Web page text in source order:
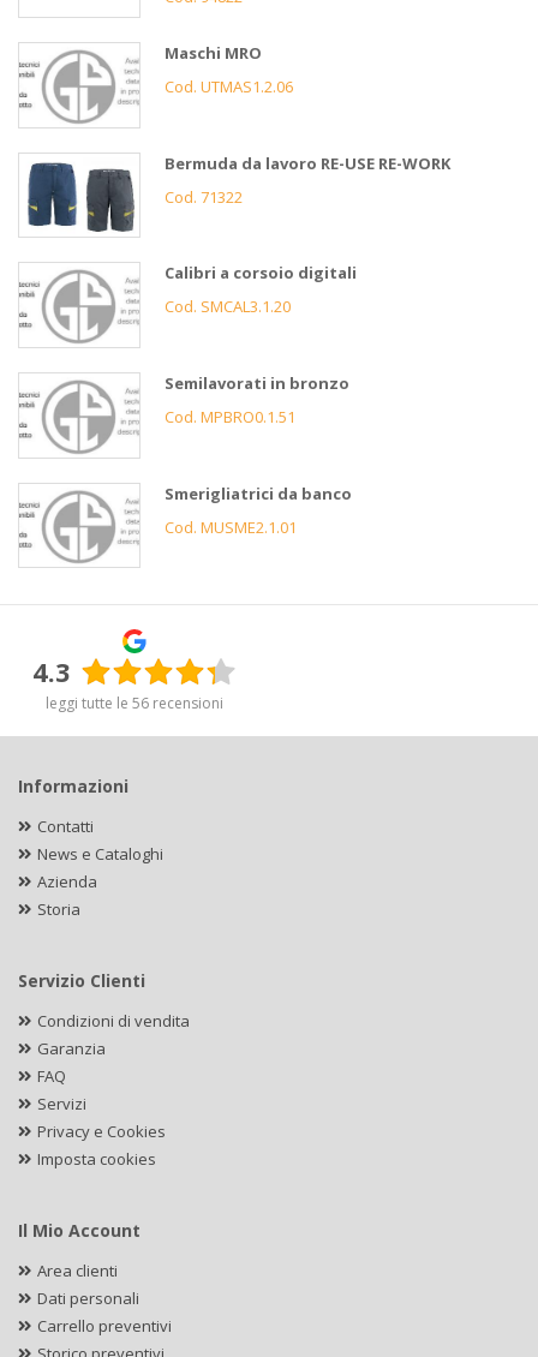
Maschi MRO
Cod. UTMAS1.2.06
Bermuda da lavoro RE-USE RE-WORK
Cod. 71322
Calibri a corsoio digitali
Cod. SMCAL3.1.20
Semilavorati in bronzo
Cod. MPBRO0.1.51
Smerigliatrici da banco
Cod. MUSME2.1.01
4.3
leggi tutte le 56 recensioni
Informazioni
Contatti
News e Cataloghi
Azienda
Storia
Servizio Clienti
Condizioni di vendita
Garanzia
FAQ
Servizi
Privacy e Cookies
Imposta cookies
Il Mio Account
Area clienti
Dati personali
Carrello preventivi